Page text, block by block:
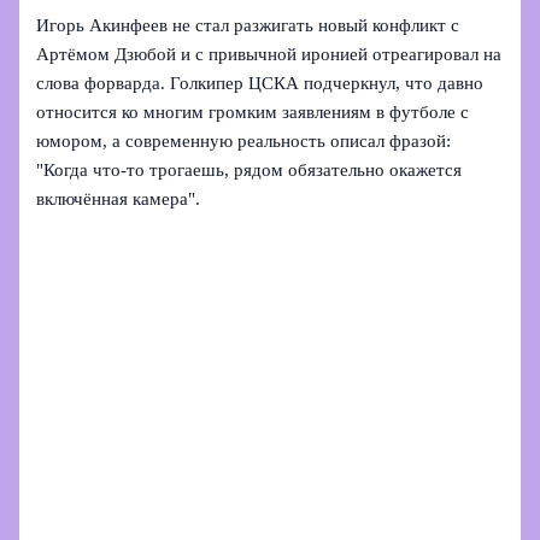
Игорь Акинфеев не стал разжигать новый конфликт с
Артёмом Дзюбой и с привычной иронией отреагировал на
слова форварда. Голкипер ЦСКА подчеркнул, что давно
относится ко многим громким заявлениям в футболе с
юмором, а современную реальность описал фразой:
"Когда что-то трогаешь, рядом обязательно окажется
включённая камера".